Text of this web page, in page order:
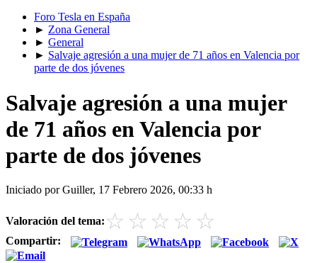
Foro Tesla en España
► Zona General
► General
► Salvaje agresión a una mujer de 71 años en Valencia por
parte de dos jóvenes
Salvaje agresión a una mujer
de 71 años en Valencia por
parte de dos jóvenes
Iniciado por Guiller, 17 Febrero 2026, 00:33 h
Valoración del tema: ☆ ☆ ☆ ☆ ☆
Compartir: